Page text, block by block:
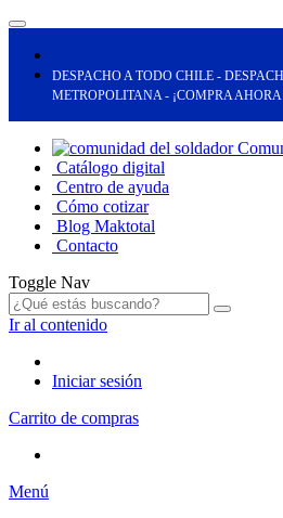
DESPACHO A TODO CHILE -
METROPOLITANA - ¡COMPRA
Catálogo digital
Centro de ayuda
Cómo cotizar
Blog Maktotal
Contacto
Toggle Nav
Ir al contenido
Iniciar sesión
Carrito de compras
Menú